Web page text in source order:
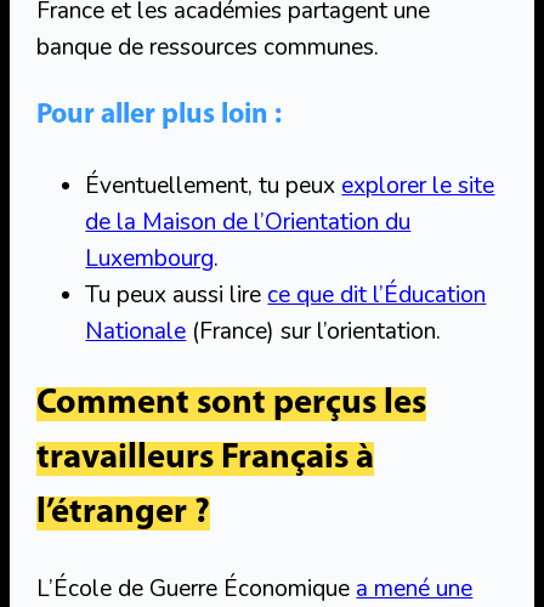
France et les académies partagent une
banque de ressources communes.
Pour aller plus loin :
Éventuellement, tu peux explorer le site
de la Maison de l’Orientation du
Luxembourg.
Tu peux aussi lire ce que dit l’Éducation
Nationale (France) sur l’orientation.
Comment sont perçus les
travailleurs Français à
l’étranger ?
L’École de Guerre Économique a mené une